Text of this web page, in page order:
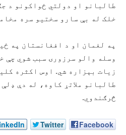
طالبانو او دولتي ځواکونو د
خلک له بې سارو سختیو سره
په لغمان او د افغانستان په
وسله والو سرزورۍ سبب شوي چې
زیات بېزاره شي. اوس اکثره
طالبانو ملاتړ کاوه، له دې
څرګندوي.
Facebook
Twitter